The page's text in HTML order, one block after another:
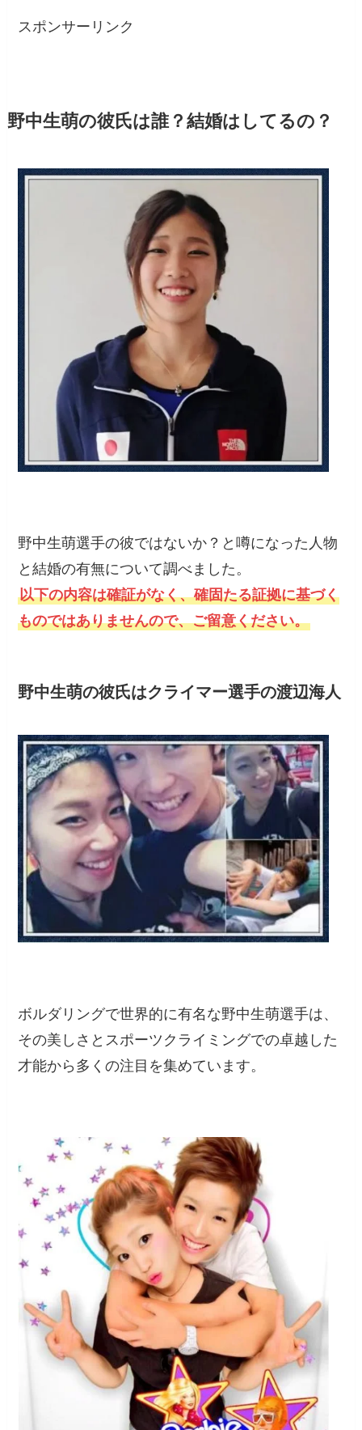
スポンサーリンク
野中生萌の彼氏は誰？結婚はしてるの？
野中生萌選手の彼ではないか？と噂になった人物
と結婚の有無について調べました。
以下の内容は確証がなく、確固たる証拠に基づく
ものではありませんので、ご留意ください。
野中生萌の彼氏はクライマー選手の渡辺海人
ボルダリングで世界的に有名な野中生萌選手は、
その美しさとスポーツクライミングでの卓越した
才能から多くの注目を集めています。